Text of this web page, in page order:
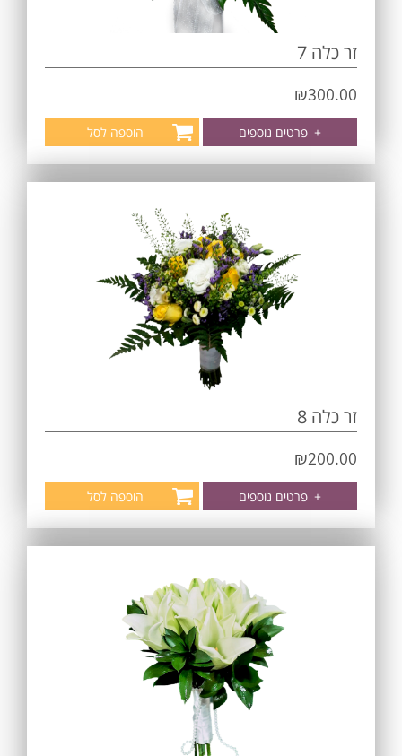
זר כלה 7
₪300.00
+ פרטים נוספים הוספה לסל
זר כלה 8
₪200.00
+ פרטים נוספים הוספה לסל